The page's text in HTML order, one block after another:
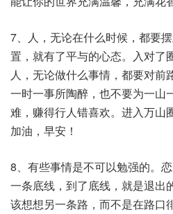
7、人，无论在什么时候，都要
置，就有了平与的心态。入对了
人，无论做什么事情，都要对前
一时一事所陶醉，也不要为一山
难，赚得行人错喜欢。进入万山
加油，早安！
8、有些事情是不可以勉强的。
一条底线，到了底线，就是退出
该想想另一条路，而不是在路口